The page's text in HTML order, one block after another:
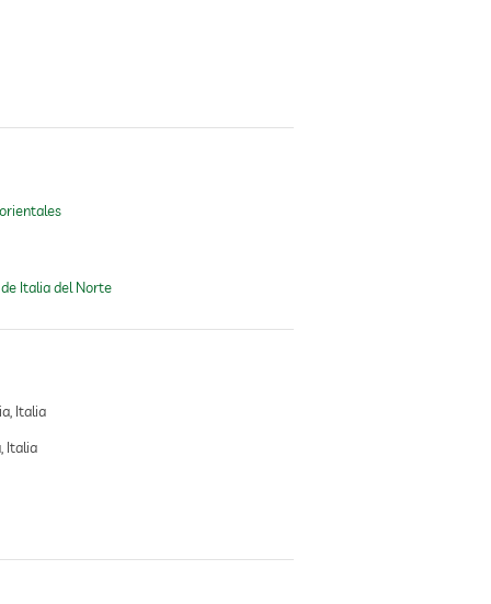
Italia del Norte
Italia
Italia